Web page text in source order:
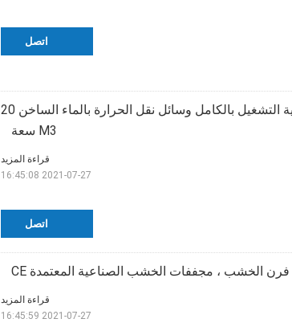
اتصل
آلة تجفيف أفران الخشب ذاتية التشغيل بالكامل وسائل نقل الحرارة بالماء الساخن 20
M3 سعة
اتصل
قراءة المزيد
2021-07-27 16:45:08
قراءة المزيد
2021-07-27 16:45:59